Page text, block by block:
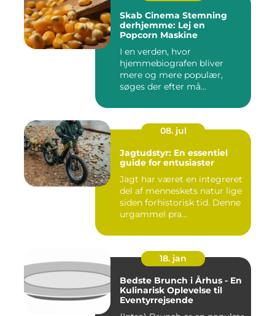
Skab Cinema Stemning
derhjemme: Lej en
Popcorn Maskine
I en verden, hvor
hjemmebiografen bliver
mere og mere populær,
søges der efter må...
08. jul
Jagtudstyr: En essentiel
guide for entusiaster
Jagt har været en integreret
del af menneskets natur lige
siden forhistorisk tid. Denne
urgammel pra...
18. jan
Bedste Brunch i Århus - En
Kulinarisk Oplevelse til
Eventyrrejsende